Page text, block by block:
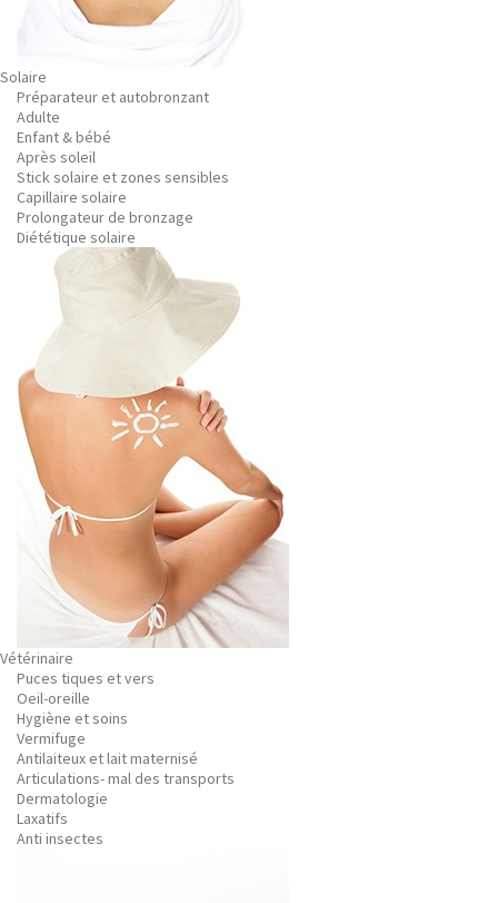
Solaire
Préparateur et autobronzant
Adulte
Enfant & bébé
Après soleil
Stick solaire et zones sensibles
Capillaire solaire
Prolongateur de bronzage
Diététique solaire
Vétérinaire
Puces tiques et vers
Oeil-oreille
Hygiène et soins
Vermifuge
Antilaiteux et lait maternisé
Articulations- mal des transports
Dermatologie
Laxatifs
Anti insectes